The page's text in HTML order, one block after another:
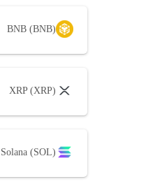
BNB (BNB)
XRP (XRP)
Solana (SOL)